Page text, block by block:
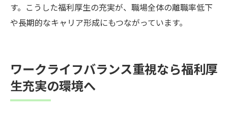
す。こうした福利厚生の充実が、職場全体の離職率低下
や長期的なキャリア形成にもつながっています。
ワークライフバランス重視なら福利厚
生充実の環境へ